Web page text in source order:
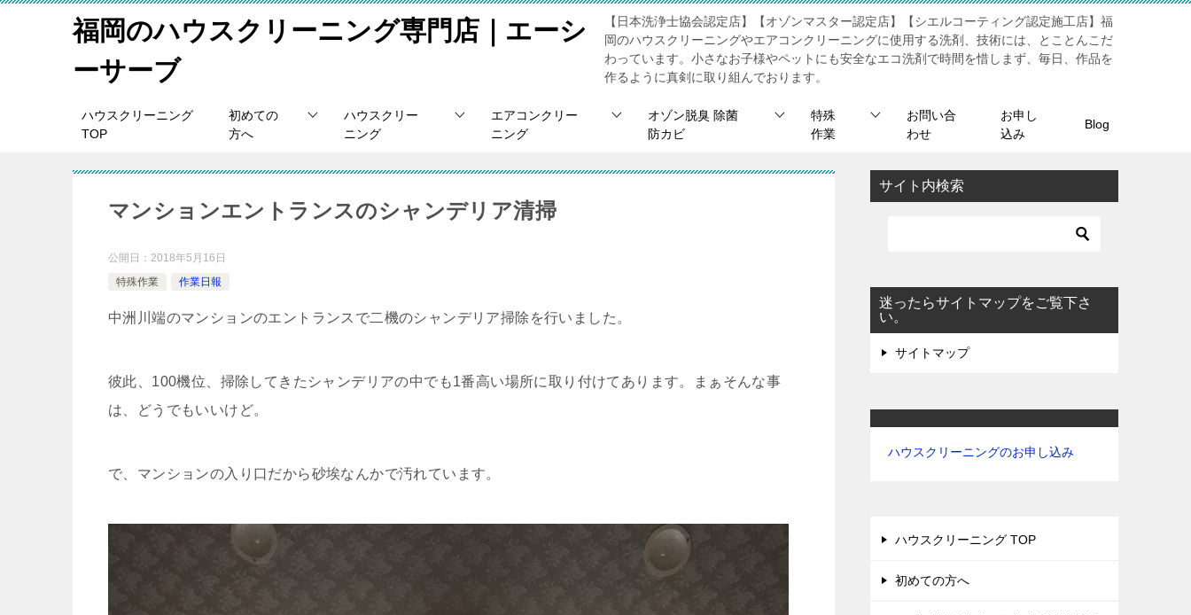
福岡のハウスクリーニング専門店｜エーシ
ーサーブ
【日本洗浄士協会認定店】【オゾンマスター認定店】【シエルコーティング認定施工店】福
岡のハウスクリーニングやエアコンクリーニングに使用する洗剤、技術には、とことんこだ
わっています。小さなお子様やペットにも安全なエコ洗剤で時間を惜しまず、毎日、作品を
作るように真剣に取り組んでおります。
ハウスクリーニング
TOP
初めての
方へ
ハウスクリー
ニング
エアコンクリー
ニング
オゾン脱臭 除菌
防カビ
特殊
作業
お問い合
わせ
お申し
込み
Blog
マンションエントランスのシャンデリア清掃
公開日： 2018年5月16日
特殊作業
作業日報
中洲川端のマンションのエントランスで二機のシャンデリア掃除を行いました。
彼此、100機位、掃除してきたシャンデリアの中でも1番高い場所に取り付けてあります。まぁそんな事
は、どうでもいいけど。
で、マンションの入り口だから砂埃なんかで汚れています。
サイト内検索
迷ったらサイトマップをご覧下さ
い。
サイトマップ
ハウスクリーニングのお申し込み
ハウスクリーニング TOP
初めての方へ